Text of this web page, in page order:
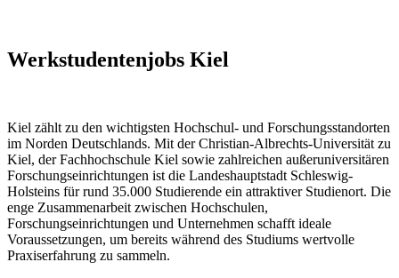
Werkstudentenjobs Kiel
Kiel zählt zu den wichtigsten Hochschul- und Forschungsstandorten
im Norden Deutschlands. Mit der Christian-Albrechts-Universität zu
Kiel, der Fachhochschule Kiel sowie zahlreichen außeruniversitären
Forschungseinrichtungen ist die Landeshauptstadt Schleswig-
Holsteins für rund 35.000 Studierende ein attraktiver Studienort. Die
enge Zusammenarbeit zwischen Hochschulen,
Forschungseinrichtungen und Unternehmen schafft ideale
Voraussetzungen, um bereits während des Studiums wertvolle
Praxiserfahrung zu sammeln.